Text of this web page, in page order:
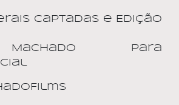
Captadas e Edição
para